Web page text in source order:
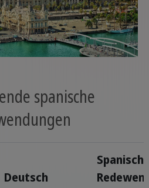
spanische
Deutsch